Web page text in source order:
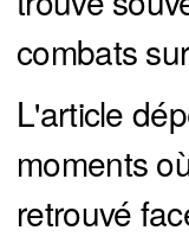
combats
L'article
moments
retrouvé